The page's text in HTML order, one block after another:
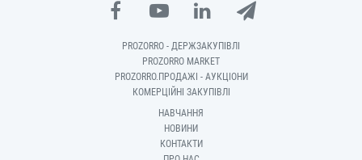
PROZORRO - ДЕРЖЗАКУПІВЛІ
PROZORRO MARKET
PROZORRO.ПРОДАЖІ - АУКЦІОНИ
КОМЕРЦІЙНІ ЗАКУПІВЛІ
НАВЧАННЯ
НОВИНИ
КОНТАКТИ